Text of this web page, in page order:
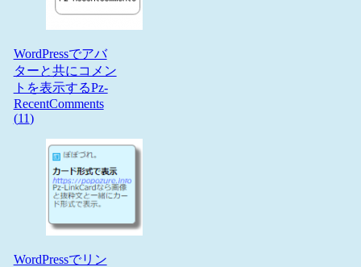
WordPressでアバ
ターと共にコメン
トを表示するPz-
RecentComments
(11)
WordPressでリン